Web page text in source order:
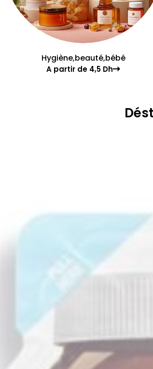
Hygiène,beauté,bébé
A partir de 4,5 Dh